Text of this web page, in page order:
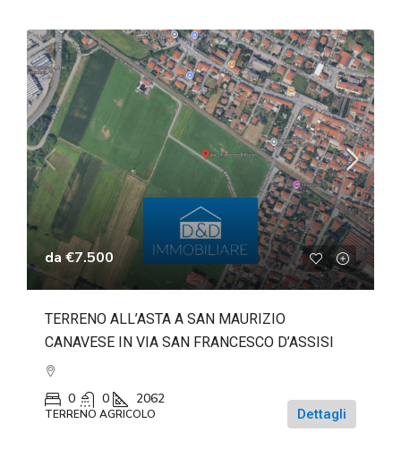
da €7.500
TERRENO ALL’ASTA A SAN MAURIZIO
CANAVESE IN VIA SAN FRANCESCO D’ASSISI
0 0 2062
TERRENO AGRICOLO Dettagli